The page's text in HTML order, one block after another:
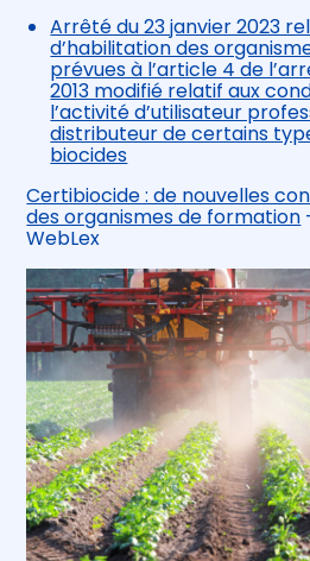
Arrêté du 23 janvier 2023
d’habilitation des
prévues à l’article 4 de
2013 modifié relatif aux
l’activité d’utilisateur
distributeur de certains
biocides
Certibiocide : de nouvelles
des organismes de formation
WebLex